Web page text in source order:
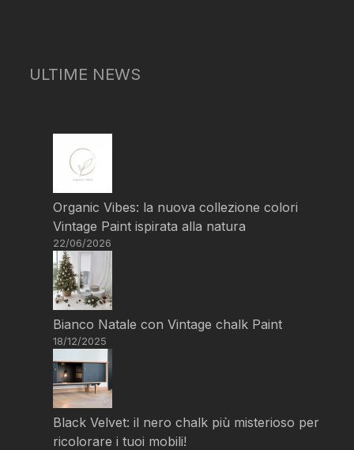
ULTIME NEWS
Organic Vibes: la nuova collezione colori
Vintage Paint ispirata alla natura
22/06/2026
Bianco Natale con Vintage chalk Paint
18/12/2025
Black Velvet: il nero chalk più misterioso per
ricolorare i tuoi mobili!